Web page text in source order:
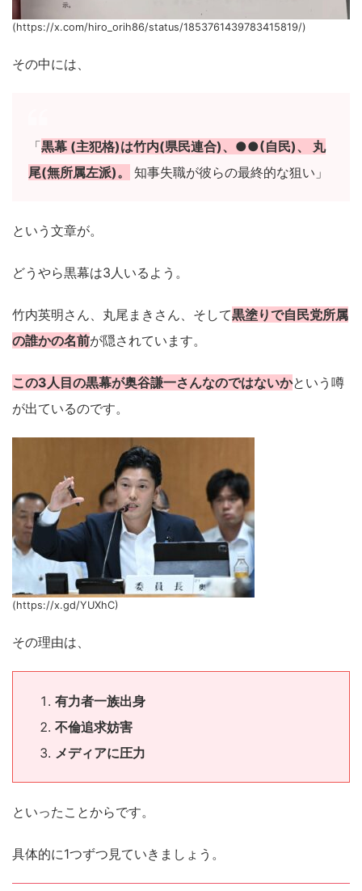
(https://x.com/hiro_orih86/status/1853761439783415819/)
その中には、
「黒幕 (主犯格)は竹内(県民連合)、●●(自民)、 丸
尾(無所属左派)。
知事失職が彼らの最終的な狙い」
という文章が。
どうやら黒幕は3人いるよう。
竹内英明さん、丸尾まきさん、そして黒塗りで自民党所属
の誰かの名前が隠されています。
この3人目の黒幕が奥谷謙一さんなのではないかという噂
が出ているのです。
(https://x.gd/YUXhC)
その理由は、
有力者一族出身
不倫追求妨害
メディアに圧力
といったことからです。
具体的に1つずつ見ていきましょう。